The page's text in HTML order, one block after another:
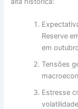
Reserve
em
Tensões
Estresse